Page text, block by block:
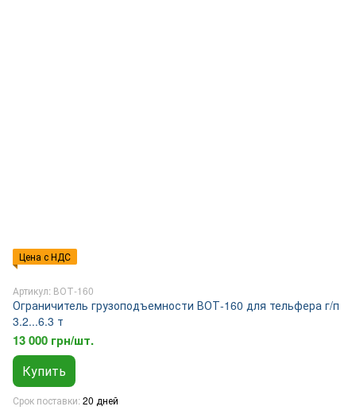
Цена с НДС
Артикул: ВОТ-160
Ограничитель грузоподъемности ВОТ-160 для тельфера г/п
3.2...6.3 т
13 000 грн/шт.
Купить
Срок поставки 20 дней